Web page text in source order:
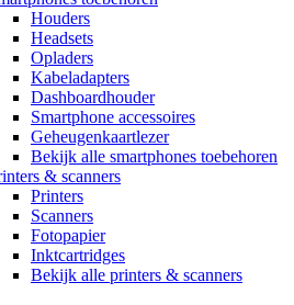
Houders
Headsets
Opladers
Kabeladapters
Dashboardhouder
Smartphone accessoires
Geheugenkaartlezer
Bekijk alle smartphones toebehoren
& scanners
Printers
Scanners
Fotopapier
Inktcartridges
Bekijk alle printers & scanners